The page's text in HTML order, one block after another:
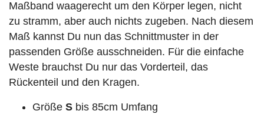
Maßband waagerecht um den Körper legen, nicht
zu stramm, aber auch nichts zugeben. Nach diesem
Maß kannst Du nun das Schnittmuster in der
passenden Größe ausschneiden. Für die einfache
Weste brauchst Du nur das Vorderteil, das
Rückenteil und den Kragen.
Größe S bis 85cm Umfang